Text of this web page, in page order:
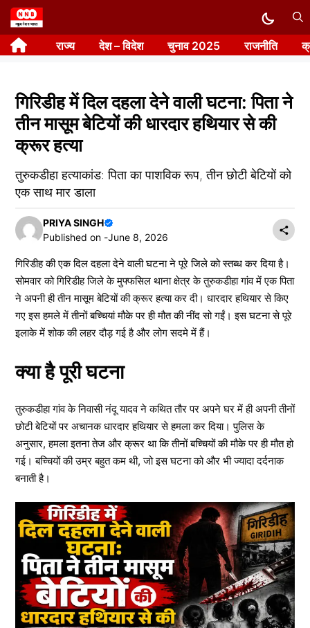
Skip
to
content राज्य देश – विदेश चुनाव 2025 राजनीति
गिरिडीह में दिल दहला देने वाली घटना: पिता ने
तीन मासूम बेटियों की धारदार हथियार से की
क्रूर हत्या
तुरुकडीहा हत्याकांड: पिता का पाशविक रूप, तीन छोटी बेटियों को
एक साथ मार डाला
PRIYA SINGH
Published on -June 8, 2026
गिरिडीह की एक दिल दहला देने वाली घटना ने पूरे जिले को स्तब्ध कर दिया है।
सोमवार को गिरिडीह जिले के मुफ्फसिल थाना क्षेत्र के तुरुकडीहा गांव में एक पिता
ने अपनी ही तीन मासूम बेटियों की क्रूर हत्या कर दी। धारदार हथियार से किए
गए इस हमले में तीनों बच्चियां मौके पर ही मौत की नींद सो गईं। इस घटना से पूरे
इलाके में शोक की लहर दौड़ गई है और लोग सदमे में हैं।
क्या है पूरी घटना
तुरुकडीहा गांव के निवासी नंदू यादव ने कथित तौर पर अपने घर में ही अपनी तीनों
छोटी बेटियों पर अचानक धारदार हथियार से हमला कर दिया। पुलिस के
अनुसार, हमला इतना तेज और क्रूर था कि तीनों बच्चियों की मौके पर ही मौत हो
गई। बच्चियों की उम्र बहुत कम थी, जो इस घटना को और भी ज्यादा दर्दनाक
बनाती है।